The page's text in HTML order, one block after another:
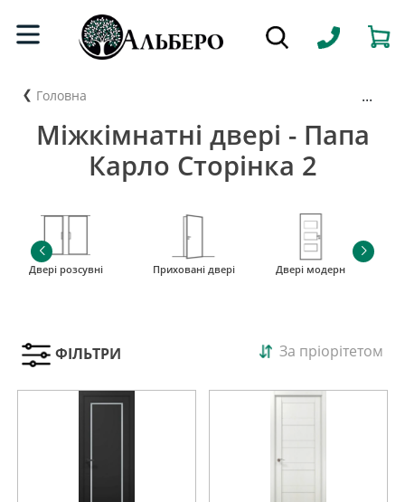
Головна ...
Міжкімнатні двері - Папа
Карло Сторінка 2
Двері розсувні Приховані двері Двері модерн
ФІЛЬТРИ За пріорітетом